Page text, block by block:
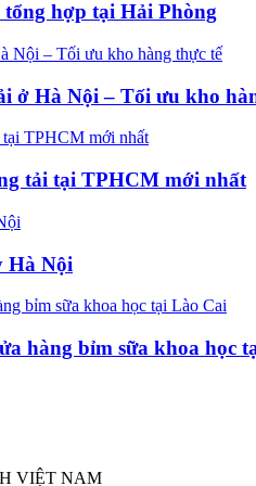
tổng hợp tại Hải Phòng
ở Hà Nội – Tối ưu kho
tải tại TPHCM mới nhất
Hà Nội
hàng bỉm sữa khoa học
VIỆT NAM